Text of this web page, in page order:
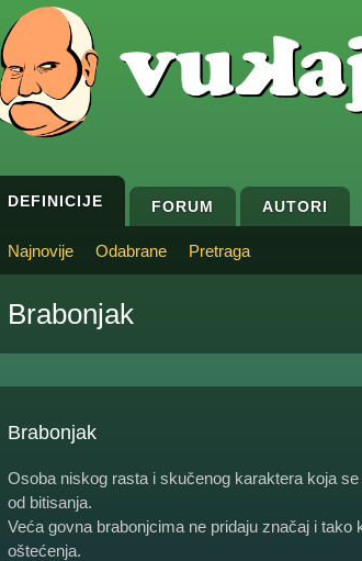
DEFINICIJE FORUM AUTORI
Najnovije Odabrane Pretraga
Brabonjak
Brabonjak
Osoba niskog rasta i skučenog karaktera koja
od bitisanja.
Veća govna brabonjcima ne pridaju značaj i tako
oštećenja.